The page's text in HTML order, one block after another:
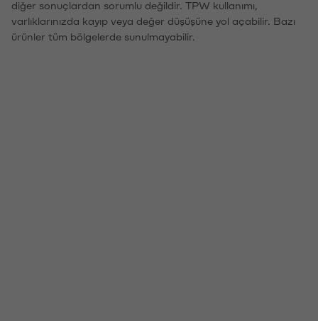
diğer sonuçlardan sorumlu değildir. TPW kullanımı,
varlıklarınızda kayıp veya değer düşüşüne yol açabilir. Bazı
ürünler tüm bölgelerde sunulmayabilir.